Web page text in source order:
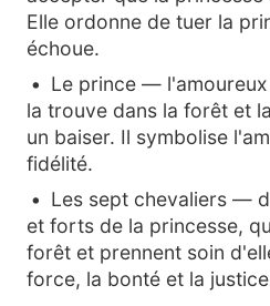
Elle ordonne de tuer la
échoue.
Le prince —
la trouve dans la forêt et
un baiser. Il symbolise
fidélité.
Les sept chevaliers —
et forts de la princesse,
forêt et prennent soin
force, la bonté et la